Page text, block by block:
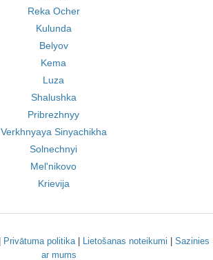
Reka Ocher
Kulunda
Belyov
Kema
Luza
Shalushka
Pribrezhnyy
Verkhnyaya Sinyachikha
Solnechnyi
Mel'nikovo
Krievija
Privātuma politika| Lietošanas noteikumi
Sazinies
ar mums